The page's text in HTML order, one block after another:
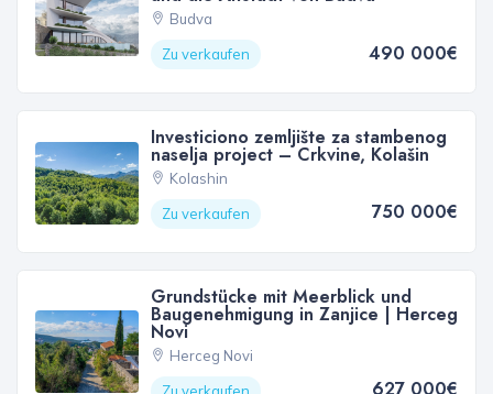
Budva
Zu verkaufen
490 000€
Investiciono zemljište za stambenog
naselja project – Crkvine, Kolašin
Kolashin
Zu verkaufen
750 000€
Grundstücke mit Meerblick und
Baugenehmigung in Zanjice | Herceg
Novi
Herceg Novi
Zu verkaufen